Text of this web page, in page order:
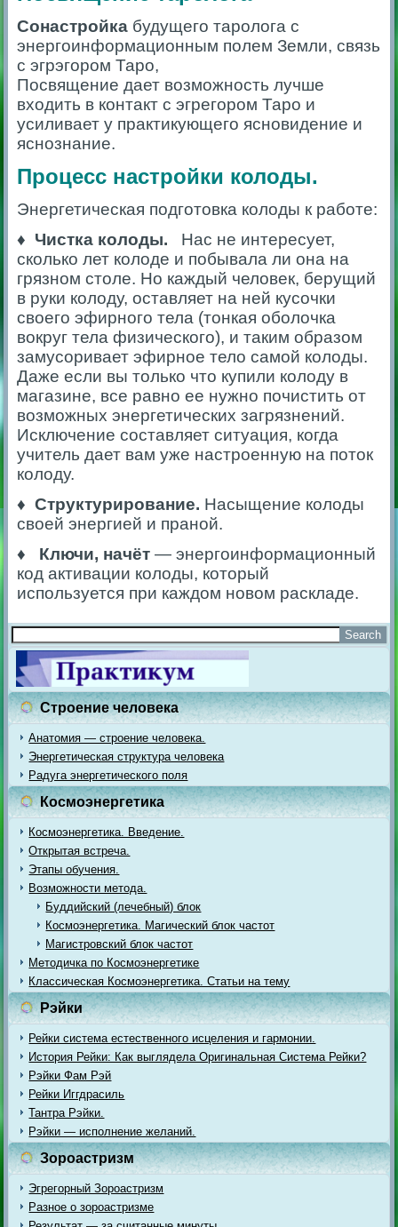
Сонастройка будущего таролога с
энергоинформационным полем Земли, связь
с эгрэгором Таро,
Посвящение дает возможность лучше
входить в контакт с эгрегором Таро и
усиливает у практикующего ясновидение и
яснознание.
Процесс настройки колоды.
Энергетическая подготовка колоды к работе:
♦ Чистка колоды. Нас не интересует,
сколько лет колоде и побывала ли она на
грязном столе. Но каждый человек, берущий
в руки колоду, оставляет на ней кусочки
своего эфирного тела (тонкая оболочка
вокруг тела физического), и таким образом
замусоривает эфирное тело самой колоды.
Даже если вы только что купили колоду в
магазине, все равно ее нужно почистить от
возможных энергетических загрязнений.
Исключение составляет ситуация, когда
учитель дает вам уже настроенную на поток
колоду.
♦ Структурирование. Насыщение колоды
своей энергией и праной.
♦ Ключи, начёт— энергоинформационный
код активации колоды, который
используется при каждом новом раскладе.
Строение человека
Анатомия — строение человека.
Энергетическая структура человека
Радуга энергетического поля
Космоэнергетика
Космоэнергетика. Введение.
Открытая встреча.
Этапы обучения.
Возможности метода.
Буддийский (лечебный) блок
Космоэнергетика. Магический блок частот
Магистровский блок частот
Методичка по Космоэнергетике
Классическая Космоэнергетика. Статьи на тему
Рэйки
Рейки система естественного исцеления и гармонии.
История Рейки: Как выглядела Оригинальная Система Рейки?
Рэйки Фам Рэй
Рейки Иггдрасиль
Тантра Рэйки.
Рэйки — исполнение желаний.
Зороастризм
Эгрегорный Зороастризм
Разное о зороастризме